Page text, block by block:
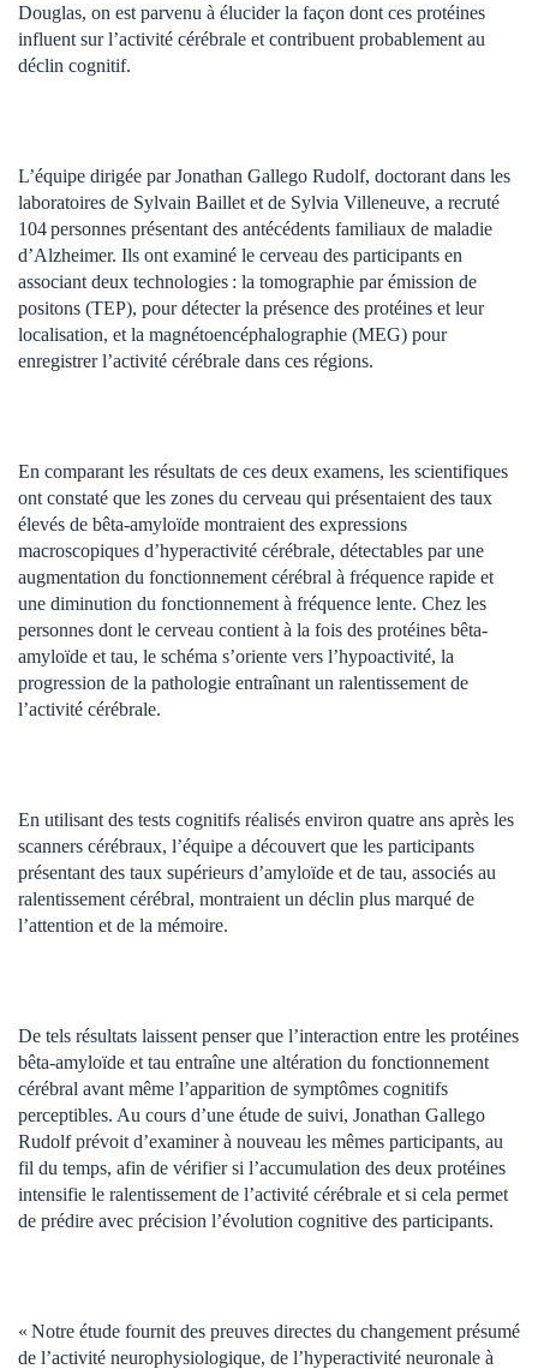
Douglas, on est parvenu à élucider la façon dont ces protéines
influent sur l’activité cérébrale et contribuent probablement au
déclin cognitif.
L’équipe dirigée par Jonathan Gallego Rudolf, doctorant dans les
laboratoires de Sylvain Baillet et de Sylvia Villeneuve, a recruté
104 personnes présentant des antécédents familiaux de maladie
d’Alzheimer. Ils ont examiné le cerveau des participants en
associant deux technologies : la tomographie par émission de
positons (TEP), pour détecter la présence des protéines et leur
localisation, et la magnétoencéphalographie (MEG) pour
enregistrer l’activité cérébrale dans ces régions.
En comparant les résultats de ces deux examens, les scientifiques
ont constaté que les zones du cerveau qui présentaient des taux
élevés de bêta-amyloïde montraient des expressions
macroscopiques d’hyperactivité cérébrale, détectables par une
augmentation du fonctionnement cérébral à fréquence rapide et
une diminution du fonctionnement à fréquence lente. Chez les
personnes dont le cerveau contient à la fois des protéines bêta-
amyloïde et tau, le schéma s’oriente vers l’hypoactivité, la
progression de la pathologie entraînant un ralentissement de
l’activité cérébrale.
En utilisant des tests cognitifs réalisés environ quatre ans après les
scanners cérébraux, l’équipe a découvert que les participants
présentant des taux supérieurs d’amyloïde et de tau, associés au
ralentissement cérébral, montraient un déclin plus marqué de
l’attention et de la mémoire.
De tels résultats laissent penser que l’interaction entre les protéines
bêta-amyloïde et tau entraîne une altération du fonctionnement
cérébral avant même l’apparition de symptômes cognitifs
perceptibles. Au cours d’une étude de suivi, Jonathan Gallego
Rudolf prévoit d’examiner à nouveau les mêmes participants, au
fil du temps, afin de vérifier si l’accumulation des deux protéines
intensifie le ralentissement de l’activité cérébrale et si cela permet
de prédire avec précision l’évolution cognitive des participants.
« Notre étude fournit des preuves directes du changement présumé
de l’activité neurophysiologique, de l’hyperactivité neuronale à